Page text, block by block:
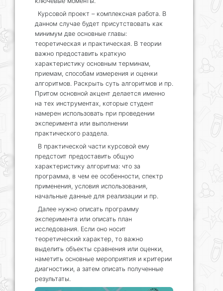
Курсовой проект – комплексная работа. В
данном случае будет присутствовать как
минимум две основные главы:
теоретическая и практическая. В теории
важно предоставить краткую
характеристику основным терминам,
приемам, способам измерения и оценки
алгоритмов. Раскрыть суть алгоритмов и пр.
Притом основной акцент делается именно
на тех инструментах, которые студент
намерен использовать при проведении
эксперимента или выполнении
практического раздела.
В практической части курсовой ему
предстоит предоставить общую
характеристику алгоритма: что за
программа, в чем ее особенности, спектр
применения, условия использования,
начальные данные для реализации и пр.
Далее нужно описать программу
эксперимента или описать план
исследования. Если оно носит
теоретический характер, то важно
выделить объекты сравнения или оценки,
наметить основные мероприятия и критерии
диагностики, а затем описать полученные
результаты.